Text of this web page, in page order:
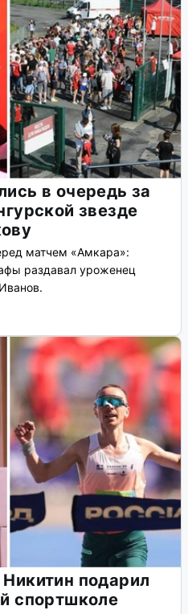
в очередь за
звезде
матчем «Амкара»:
раздавал уроженец
подарил
спортшколе